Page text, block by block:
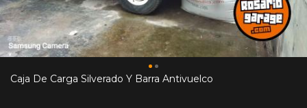
Caja De Carga Silverado Y Barra Antivuelco